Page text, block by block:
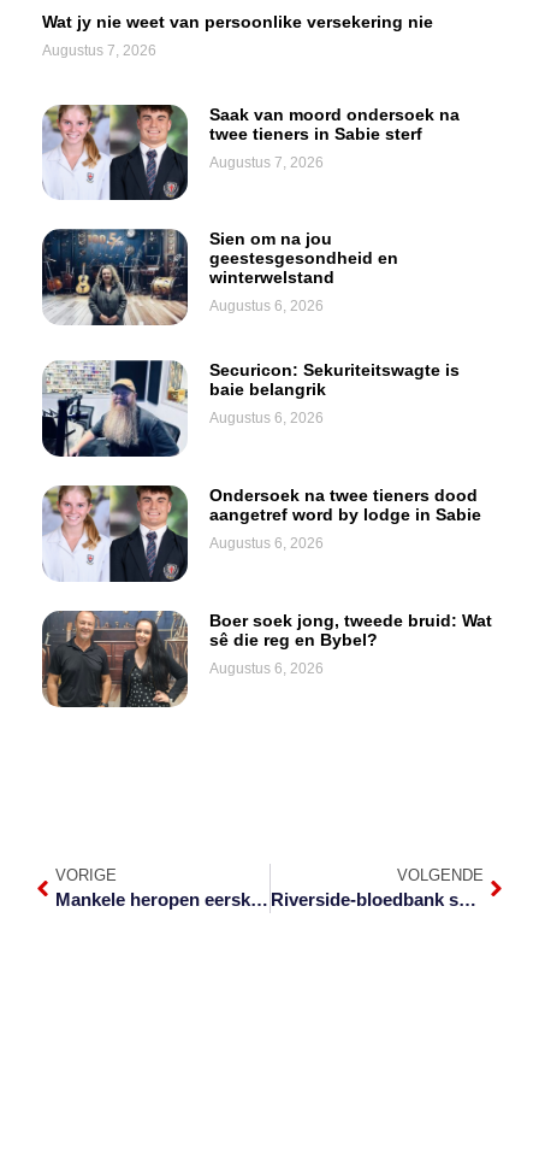
Wat jy nie weet van persoonlike versekering nie
Augustus 7, 2026
Saak van moord ondersoek na
twee tieners in Sabie sterf
Augustus 7, 2026
Sien om na jou
geestesgesondheid en
winterwelstand
Augustus 6, 2026
Securicon: Sekuriteitswagte is
baie belangrik
Augustus 6, 2026
Ondersoek na twee tieners dood
aangetref word by lodge in Sabie
Augustus 6, 2026
Boer soek jong, tweede bruid: Wat
sê die reg en Bybel?
Augustus 6, 2026
VORIGE
Mankele heropen eerskomende Dinsdag
VOLGENDE
Riverside-bloedbank skuif Grove toe, kort dringend skenkings